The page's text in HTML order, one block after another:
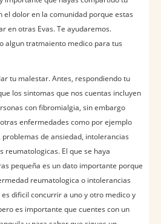
el dolor en la comunidad porque estas
en otras Evas. Te ayudaremos.
algun tratmaiento medico para tus
tu malestar. Antes, respondiendo tu
los sintomas que nos cuentas incluyen
con fibromialgia, sin embargo
enfermedades como por ejemplo
de ansiedad, intolerancias
El que se haya
pequeña es un dato importante porque
reumatologica o intolerancias
dificil concurrir a uno y otro medico y
es importante que cuentes con un